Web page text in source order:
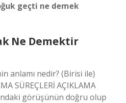
geçti ne demek
Ne Demektir
anlamı nedir? (Birisi ile)
SÜREÇLERİ AÇIKLAMA
görüşünün doğru olup